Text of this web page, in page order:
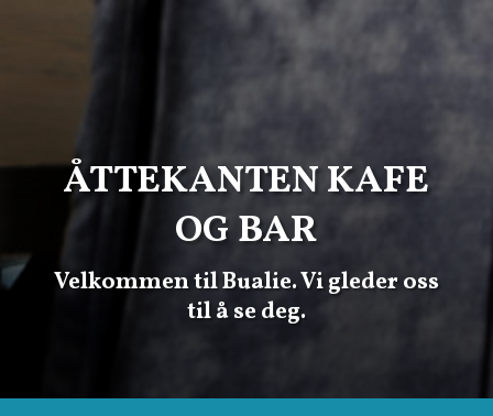
ÅTTEKANTEN KAFE
OG BAR
Velkommen til Bualie. Vi gleder oss
til å se deg.